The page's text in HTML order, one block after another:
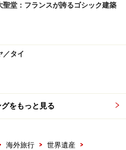
聖堂：フランスが誇るゴシック建築
／タイ
をもっと見る
海外旅行 > 世界遺産
>